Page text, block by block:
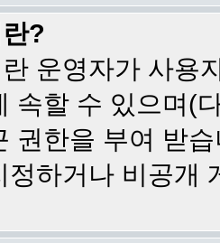
?
운영자가 사용
속할 수 있으며(
권한을 부여 받
정하거나 비공개